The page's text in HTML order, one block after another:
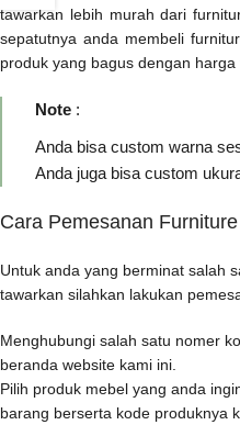
tawarkan lebih murah dari
sepatutnya anda membeli
produk yang bagus dengan harga
Note :
Anda bisa custom warna
Anda juga bisa custom
Cara Pemesanan
Untuk anda yang berminat salah
tawarkan silahkan lakukan
Menghubungi salah satu nomer
beranda website kami ini.
Pilih produk mebel yang anda
barang berserta kode produknya